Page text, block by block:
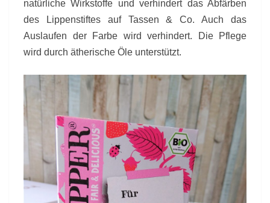
natürliche Wirkstoffe und verhindert das Abfärben
des Lippenstiftes auf Tassen & Co. Auch das
Auslaufen der Farbe wird verhindert. Die Pflege
wird durch ätherische Öle unterstützt.